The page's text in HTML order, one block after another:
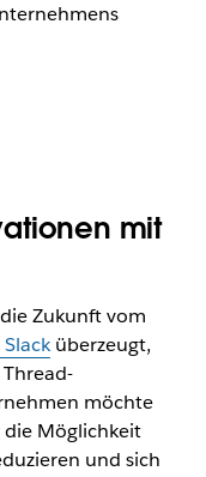
mit
Zukunft vom
überzeugt,
möchte
Möglichkeit
und sich